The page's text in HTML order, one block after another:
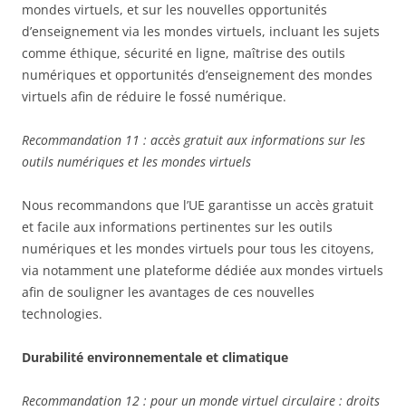
mondes virtuels, et sur les nouvelles opportunités
d’enseignement via les mondes virtuels, incluant les sujets
comme éthique, sécurité en ligne, maîtrise des outils
numériques et opportunités d’enseignement des mondes
virtuels afin de réduire le fossé numérique.
Recommandation 11 : accès gratuit aux informations sur les
outils numériques et les mondes virtuels
Nous recommandons que l’UE garantisse un accès gratuit
et facile aux informations pertinentes sur les outils
numériques et les mondes virtuels pour tous les citoyens,
via notamment une plateforme dédiée aux mondes virtuels
afin de souligner les avantages de ces nouvelles
technologies.
Durabilité environnementale et climatique
Recommandation 12 : pour un monde virtuel circulaire : droits